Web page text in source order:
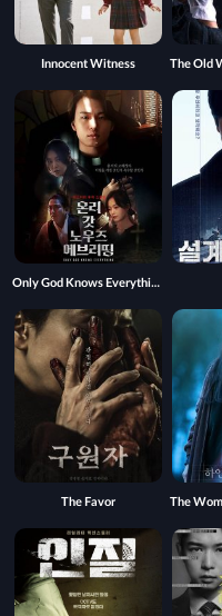
Innocent Witness
Only God Knows Everything
The Favor